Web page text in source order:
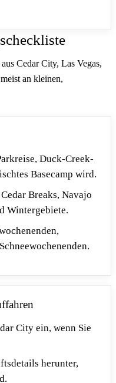
Cedar City, Las Vegas,
an kleinen,
Duck-Creek-
Basecamp wird.
Breaks, Navajo
Wintergebiete.
City ein, wenn Sie
herunter,